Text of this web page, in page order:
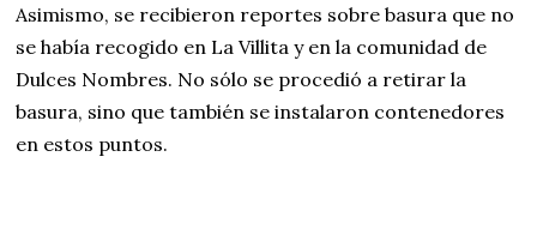
Asimismo, se recibieron reportes sobre basura que no
se había recogido en La Villita y en la comunidad de
Dulces Nombres. No sólo se procedió a retirar la
basura, sino que también se instalaron contenedores
en estos puntos.